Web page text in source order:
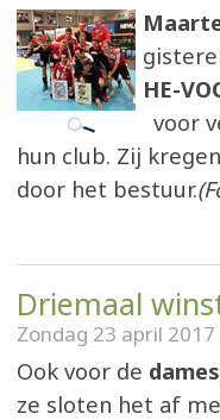
HE-
voor
hun club. Zij
door het bestuur.
Driemaal
Zondag 23 april 2017
Ook voor de
ze sloten het af